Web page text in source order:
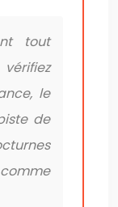
tout
le
de